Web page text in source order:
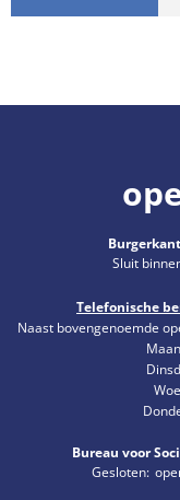
Klik om
Sluit
Telefonische
Naast bovengenoemde
Bureau voor
Klik om extra
Gesloten: